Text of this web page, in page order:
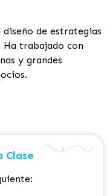
diseño de estrategias
trabajado con
y grandes
Clase